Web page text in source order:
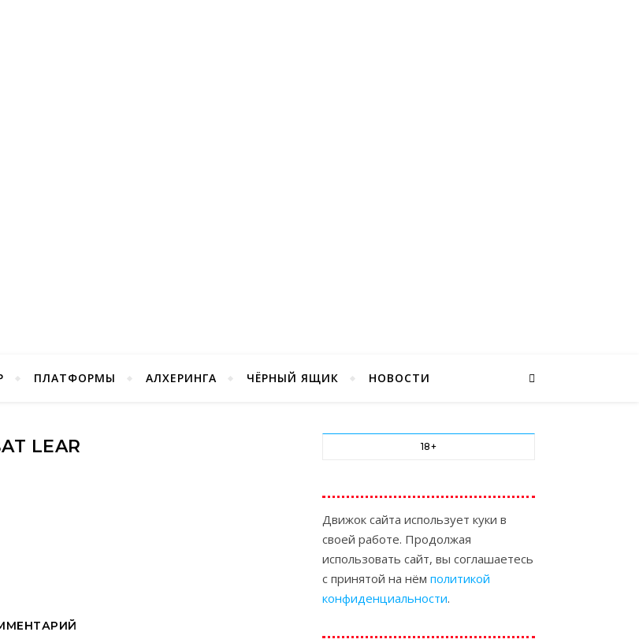
ПЛАТФОРМЫ АЛХЕРИНГА ЧЁРНЫЙ ЯЩИК НОВОСТИ
LEAR 18+
Движок сайта использует куки в
своей работе. Продолжая
использовать сайт, вы соглашаетесь
с принятой на нём политикой
конфиденциальности.